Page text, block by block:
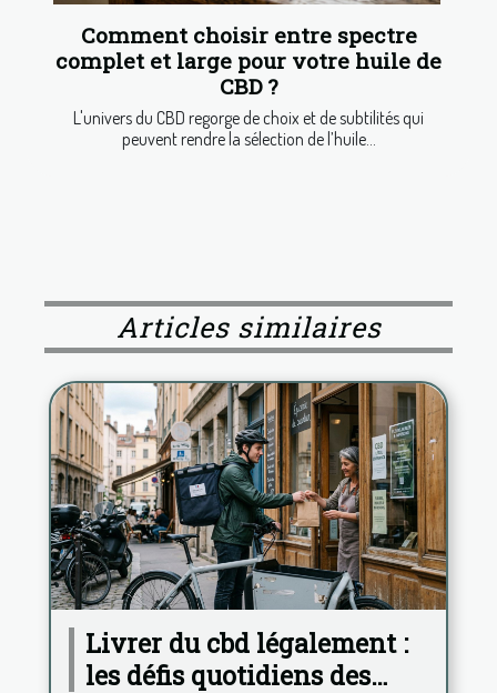
Comment choisir entre spectre
complet et large pour votre huile de
CBD ?
L'univers du CBD regorge de choix et de subtilités qui
peuvent rendre la sélection de l’huile...
Articles similaires
Livrer du cbd légalement :
les défis quotidiens des